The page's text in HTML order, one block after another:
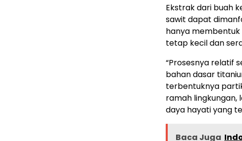
Ekstrak dari buah
sawit dapat
hanya membentuk
tetap kecil dan
“Prosesnya relatif
bahan dasar
terbentuknya
ramah
daya hayati yang
Baca Juga